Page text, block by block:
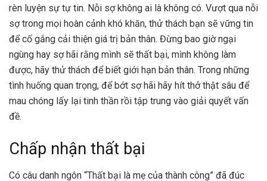
rèn luyện sự tự tin. Nỗi sợ không ai là không có. Vượt qua nỗi
sợ trong mọi hoàn cảnh khó khăn, thử thách bạn sẽ vững tin
để cố gắng cải thiện giá trị bản thân. Đừng bao giờ ngại
ngùng hay sợ hãi rằng mình sẽ thất bại, mình không làm
được, hãy thử thách để biết giới hạn bản thân. Trong những
tình huống quan trọng, để bớt sợ hãi hãy hít thở thật sâu để
mau chóng lấy lại tinh thần rồi tập trung vào giải quyết vấn
đề.
Chấp nhận thất bại
Có câu danh ngôn “Thất bại là mẹ của thành công” đã đúc